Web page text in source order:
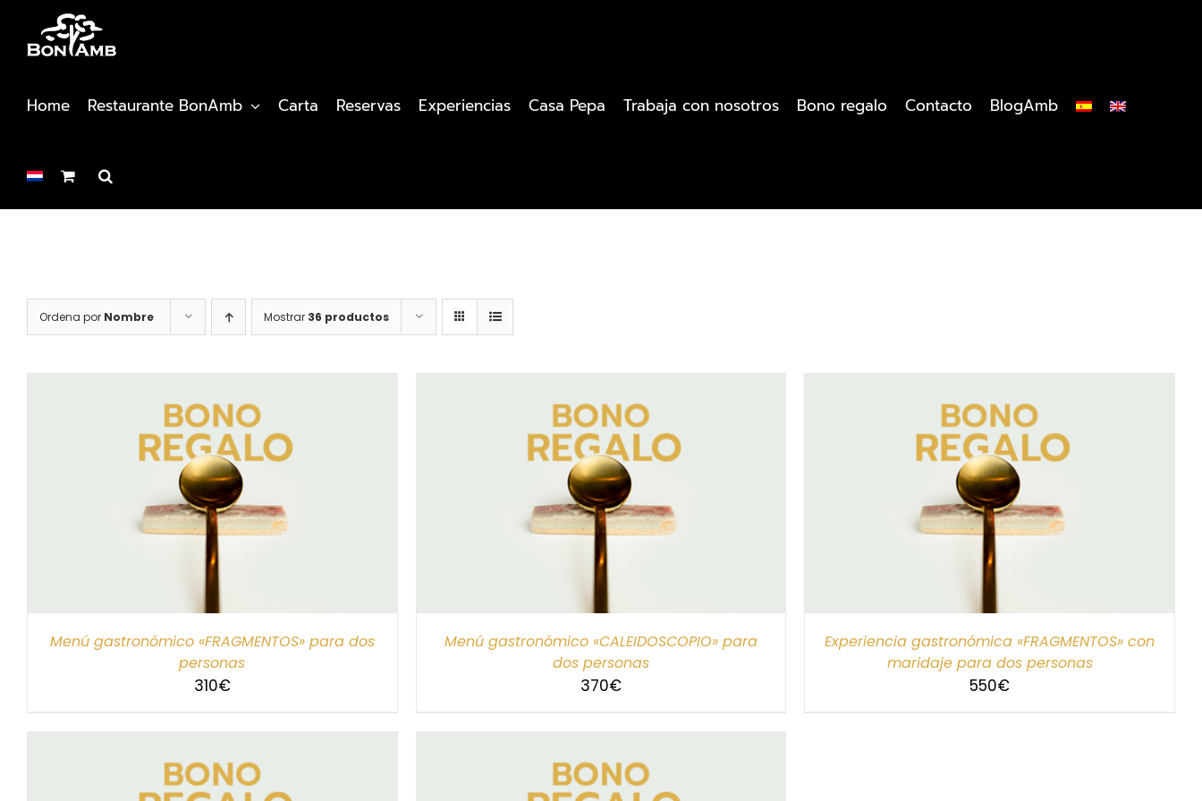
contenido
Home Restaurante BonAmb Carta Reservas Experiencias Casa Pepa Trabaja con nosotros Bono regalo Contacto BlogAmb
Ordena por Nombre Mostrar 36 productos
Menú gastronómico «FRAGMENTOS» para dos
personas
310€
SELECCIONAR IMPORTE
Menú gastronómico «CALEIDOSCOPIO» para
dos personas
370€
SELECCIONAR IMPORTE
Experiencia gastronómica «FRAGMENTOS» con
maridaje para dos personas
550€